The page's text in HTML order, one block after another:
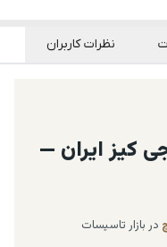
نظرات کاربران
کیز ایران —
در بازار تاسیسات